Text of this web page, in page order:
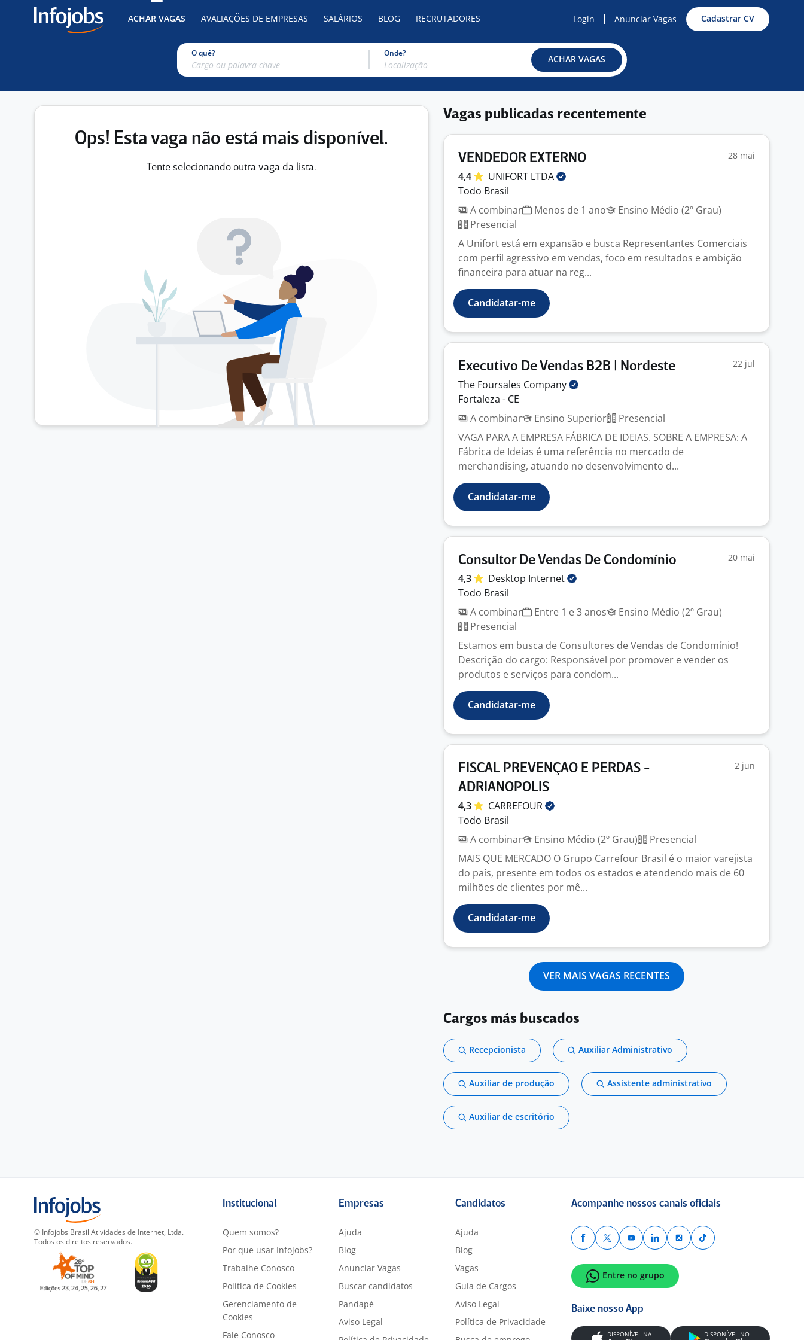
ACHAR VAGAS AVALIAÇÕES DE EMPRESAS SALÁRIOS BLOG RECRUTADORES Login Anunciar Vagas Cadastrar CV
O quê? Onde?
ACHAR VAGAS
Ops! Esta vaga não está mais disponível.
Tente selecionando outra vaga da lista.
Vagas publicadas recentemente
VENDEDOR EXTERNO 28 mai
4,4 UNIFORT LTDA
Todo Brasil
A combinar
Menos de 1 ano
Ensino Médio (2º Grau)
Presencial
A Unifort está em expansão e busca Representantes Comerciais
com perfil agressivo em vendas, foco em resultados e ambição
financeira para atuar na reg...
Candidatar-me
Executivo De Vendas B2B | Nordeste 22 jul
The Foursales Company
Fortaleza - CE
A combinar
Ensino Superior
Presencial
VAGA PARA A EMPRESA FÁBRICA DE IDEIAS. SOBRE A EMPRESA: A
Fábrica de Ideias é uma referência no mercado de
merchandising, atuando no desenvolvimento d...
Candidatar-me
Consultor De Vendas De Condomínio 20 mai
4,3 Desktop Internet
Todo Brasil
A combinar
Entre 1 e 3 anos
Ensino Médio (2º Grau)
Presencial
Estamos em busca de Consultores de Vendas de Condomínio!
Descrição do cargo: Responsável por promover e vender os
produtos e serviços para condom...
Candidatar-me
FISCAL PREVENÇAO E PERDAS -
ADRIANOPOLIS
2 jun
4,3
CARREFOUR
Todo Brasil
A combinar
Ensino Médio (2º Grau)
Presencial
MAIS QUE MERCADO O Grupo Carrefour Brasil é o maior varejista
do país, presente em todos os estados e atendendo mais de 60
milhões de clientes por mê...
Candidatar-me
VER MAIS VAGAS RECENTES
Cargos más buscados
Recepcionista Auxiliar Administrativo
Auxiliar de produção Assistente administrativo
Auxiliar de escritório
© Infojobs Brasil Atividades de Internet, Ltda.
Todos os direitos reservados.
Institucional
Quem somos?
Por que usar Infojobs?
Trabalhe Conosco
Política de Cookies
Gerenciamento de
Cookies
Fale Conosco
Empresas
Ajuda
Blog
Anunciar Vagas
Buscar candidatos
Pandapé
Aviso Legal
Candidatos
Ajuda
Blog
Vagas
Guia de Cargos
Aviso Legal
Política de Privacidade
Acompanhe nossos canais oficiais
Entre no grupo
Baixe nosso App
DISPONÍVEL NA DISPONÍVEL NO